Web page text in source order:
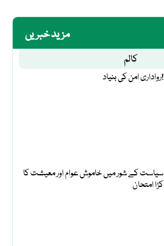
مزید خبریں
کالم
رواداری امن کی بنیاد!
سیاست کے شور میں خاموش عوام اور معیشت کا
کڑا امتحان